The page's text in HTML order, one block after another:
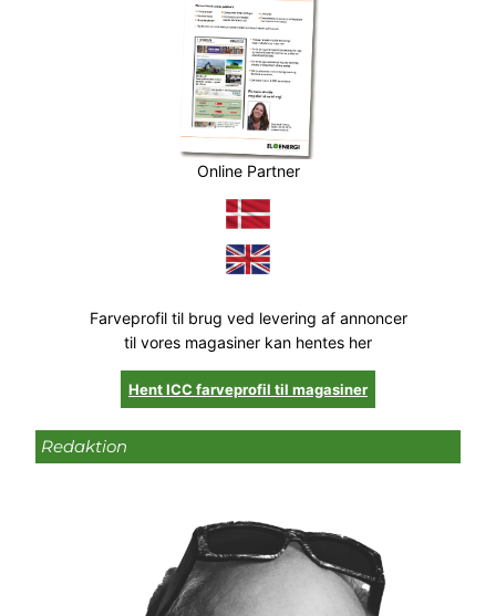
Online Partner
Farveprofil til brug ved levering af annoncer
til vores magasiner kan hentes her
Hent ICC farveprofil til magasiner
Redaktion